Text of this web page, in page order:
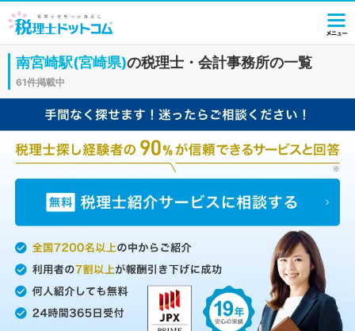
南宮崎駅(宮崎県)の税理士・会計事務所の一覧
61件掲載中